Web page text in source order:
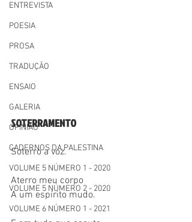
ENTREVISTA
POESIA
PROSA
TRADUÇÃO
ENSAIO
GALERIA
OPINIÃO
CADERNOS DA PALESTINA
VOLUME 5 NÚMERO 1 - 2020
VOLUME 5 NÚMERO 2 - 2020
VOLUME 6 NÚMERO 1 - 2021
SOTERRAMENTO
Soterro a voz.
Aterro meu corpo
A um espírito mudo.